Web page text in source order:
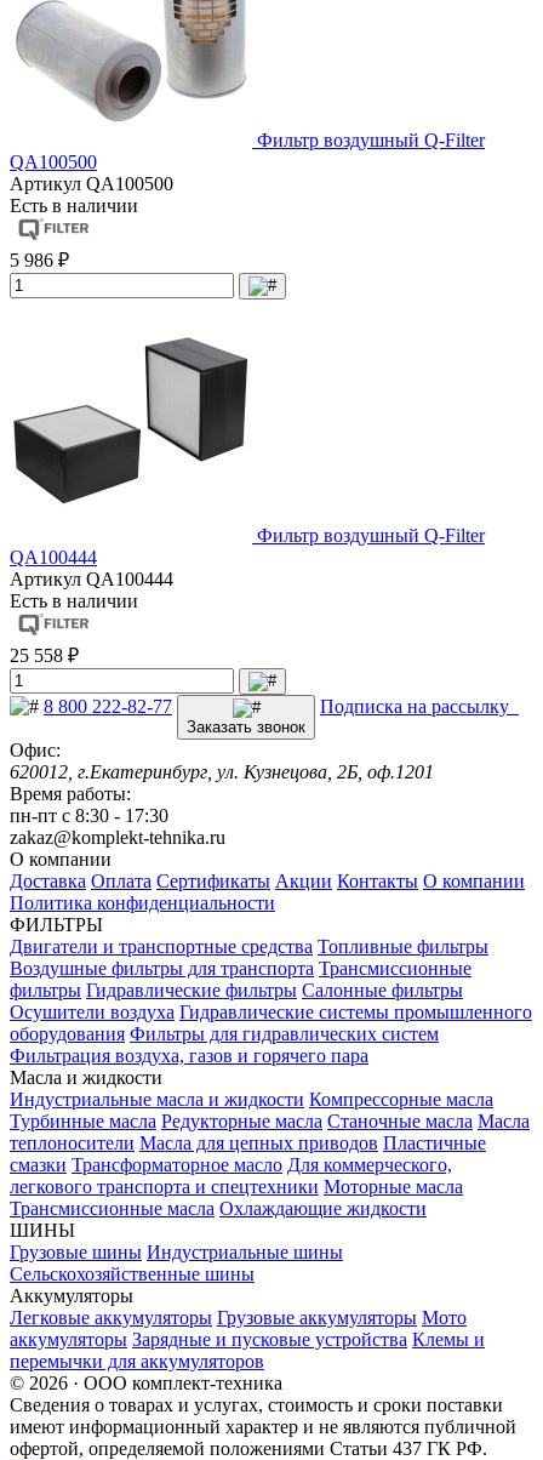
Фильтр воздушный Q-Filter
QA100500
Артикул QA100500
Есть в наличии
5 986 ₽
Фильтр воздушный Q-Filter
QA100444
Артикул QA100444
Есть в наличии
25 558 ₽
8 800 222-82-77
Заказать звонок
Подписка на рассылку
Офис:
620012, г.Екатеринбург, ул. Кузнецова, 2Б, оф.1201
Время работы:
пн-пт с 8:30 - 17:30
zakaz@komplekt-tehnika.ru
О компании
Доставка Оплата Сертификаты Акции Контакты О компании
Политика конфиденциальности
ФИЛЬТРЫ
Двигатели и транспортные средства Топливные фильтры
Воздушные фильтры для транспорта Трансмиссионные
фильтры Гидравлические фильтры Салонные фильтры
Осушители воздуха Гидравлические системы промышленного
оборудования Фильтры для гидравлических систем
Фильтрация воздуха, газов и горячего пара
Масла и жидкости
Индустриальные масла и жидкости Компрессорные масла
Турбинные масла Редукторные масла Станочные масла Масла
теплоносители Масла для цепных приводов Пластичные
смазки Трансформаторное масло Для коммерческого,
легкового транспорта и спецтехники Моторные масла
Трансмиссионные масла Охлаждающие жидкости
ШИНЫ
Грузовые шины Индустриальные шины
Сельскохозяйственные шины
Аккумуляторы
Легковые аккумуляторы Грузовые аккумуляторы Мото
аккумуляторы Зарядные и пусковые устройства Клемы и
перемычки для аккумуляторов
© 2026 · ООО комплект-техника
Сведения о товарах и услугах, стоимость и сроки поставки
имеют информационный характер и не являются публичной
офертой, определяемой положениями Статьи 437 ГК РФ.